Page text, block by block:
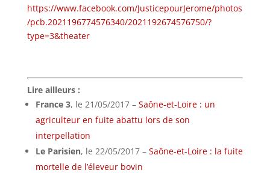
https://www.facebook.com/JusticepourJerome/photos
/pcb.2021196774576340/2021192674576750/?
type=3&theater
Lire ailleurs :
France 3, le 21/05/2017 – Saône-et-Loire : un
agriculteur en fuite abattu lors de son
interpellation
Le Parisien, le 22/05/2017 – Saône-et-Loire : la fuite
mortelle de l’éleveur bovin